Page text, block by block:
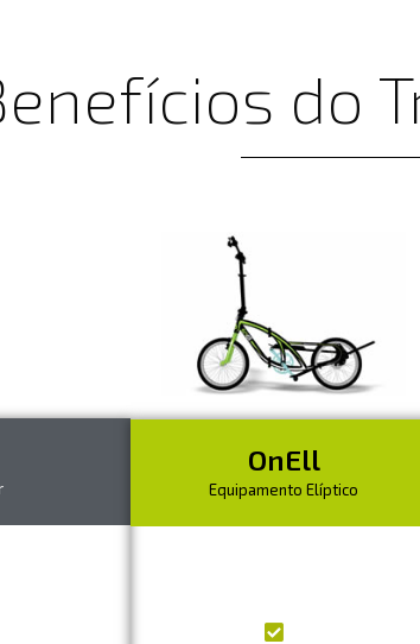
do
OnEll
Equipamento Elíptico